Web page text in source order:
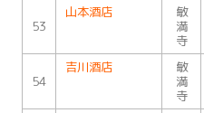
53
山本酒店
敏
満
寺
54
吉川酒店
敏
満
寺